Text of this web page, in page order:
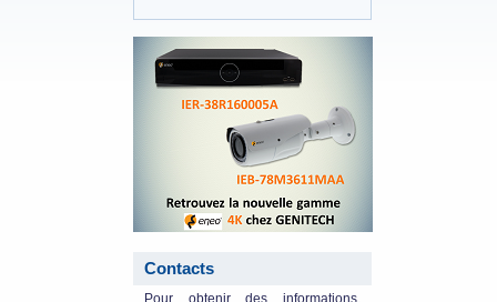
Contacts
Pour obtenir des informations,